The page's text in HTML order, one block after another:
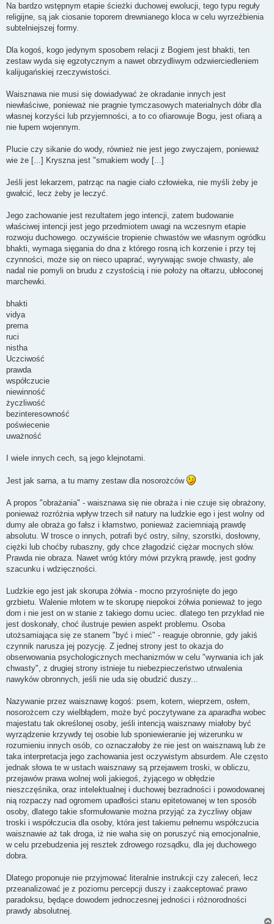
Na bardzo wstępnym etapie ścieżki duchowej ewolucji, tego typu reguły
religijne, są jak ciosanie toporem drewnianego kloca w celu wyrzeźbienia
subtelniejszej formy.
Dla kogoś, kogo jedynym sposobem relacji z Bogiem jest bhakti, ten
zestaw wyda się egzotycznym a nawet obrzydliwym odzwierciedleniem
kalijugańskiej rzeczywistości.
Waisznawa nie musi się dowiadywać że okradanie innych jest
niewłaściwe, ponieważ nie pragnie tymczasowych materialnych dóbr dla
własnej korzyści lub przyjemności, a to co ofiarowuje Bogu, jest ofiarą a
nie łupem wojennym.
Plucie czy sikanie do wody, również nie jest jego zwyczajem, ponieważ
wie że [...] Kryszna jest "smakiem wody [...]
Jeśli jest lekarzem, patrząc na nagie ciało człowieka, nie myśli żeby je
gwałcić, lecz żeby je leczyć.
Jego zachowanie jest rezultatem jego intencji, zatem budowanie
właściwej intencji jest jego przedmiotem uwagi na wczesnym etapie
rozwoju duchowego. oczywiście tropienie chwastów we własnym ogródku
bhakti, wymaga sięgania do dna z którego rosną ich korzenie i przy tej
czynności, może się on nieco upaprać, wyrywając swoje chwasty, ale
nadal nie pomyli on brudu z czystością i nie położy na ołtarzu, ubłoconej
marchewki.
bhakti
vidya
prema
ruci
nistha
Uczciwość
prawda
współczucie
niewinność
życzliwość
bezinteresowność
poświecenie
uważność
I wiele innych cech, są jego klejnotami.
Jest jak sarna, a tu mamy zestaw dla nosorożców
A propos "obrażania" - waisznawa się nie obraża i nie czuje się obrażony,
ponieważ rozróżnia wpływ trzech sił natury na ludzkie ego i jest wolny od
dumy ale obraża go fałsz i kłamstwo, ponieważ zaciemniają prawdę
absolutu. W trosce o innych, potrafi być ostry, silny, szorstki, dosłowny,
ciężki lub choćby rubaszny, gdy chce złagodzić ciężar mocnych słów.
Prawda nie obraza. Nawet wróg który mówi przykrą prawdę, jest godny
szacunku i wdzięczności.
Ludzkie ego jest jak skorupa żółwia - mocno przyrośnięte do jego
grzbietu. Walenie młotem w te skorupę niepokoi żółwia ponieważ to jego
dom i nie jest on w stanie z takiego domu uciec. dlatego ten przykład nie
jest doskonały, choć ilustruje pewien aspekt problemu. Osoba
utożsamiająca się ze stanem "być i mieć" - reaguje obronnie, gdy jakiś
czynnik narusza jej pozycję. Z jednej strony jest to okazja do
obserwowania psychologicznych mechanizmów w celu "wyrwania ich jak
chwasty", z drugiej strony istnieje tu niebezpieczeństwo utrwalenia
nawyków obronnych, jeśli nie uda się obudzić duszy...
Nazywanie przez waisznawę kogoś: psem, kotem, wieprzem, osłem,
nosorożcem czy wielbłądem, może być poczytywane za aparadha wobec
majestatu tak określonej osoby, jeśli intencją waisznawy miałoby być
wyrządzenie krzywdy tej osobie lub sponiewieranie jej wizerunku w
rozumieniu innych osób, co oznaczałoby że nie jest on waisznawą lub że
taka interpretacja jego zachowania jest oczywistym absurdem. Ale często
jednak słowa te w ustach waisznawy są przejawem troski, w obliczu,
przejawów prawa wolnej woli jakiegoś, żyjącego w obłędzie
nieszczęśnika, oraz intelektualnej i duchowej bezradności i powodowanej
nią rozpaczy nad ogromem upadłości stanu epitetowanej w ten sposób
osoby, dlatego takie sformułowanie można przyjąć za życzliwy objaw
troski i współczucia dla osoby, która jest takiemu pełnemu współczucia
waisznawie aż tak droga, iż nie waha się on poruszyć nią emocjonalnie,
w celu przebudzenia jej resztek zdrowego rozsądku, dla jej duchowego
dobra.
Dlatego proponuje nie przyjmować literalnie instrukcji czy zaleceń, lecz
przeanalizować je z poziomu percepcji duszy i zaakceptować prawo
paradoksu, będące dowodem jednoczesnej jedności i różnorodności
prawdy absolutnej.